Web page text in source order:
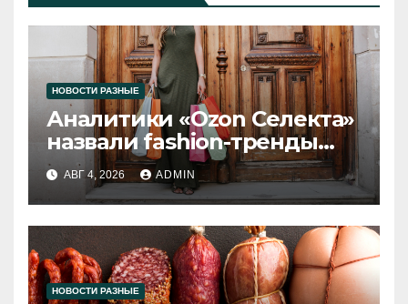
НОВОСТИ РАЗНЫЕ
Аналитики «Ozon Селекта»
назвали fashion-тренды
2026 года
АВГ 4, 2026 ADMIN
НОВОСТИ РАЗНЫЕ